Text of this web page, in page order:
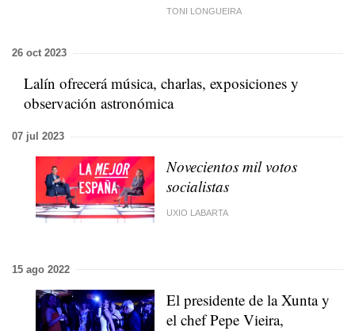
TONI LONGUEIRA
26 oct 2023
Lalín ofrecerá música, charlas, exposiciones y
observación astronómica
07 jul 2023
Novecientos mil votos
socialistas
UXIO LABARTA
15 ago 2022
El presidente de la Xunta y
el chef Pepe Vieira,